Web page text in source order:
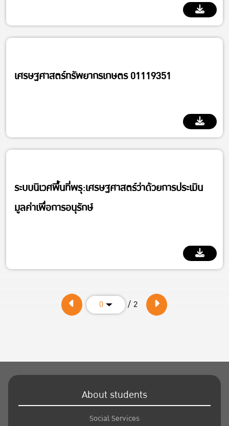
เศรษฐศาสตร์ทรัพยากรเกษตร 01119351
ระบบนิเวศพื้นที่พรุ:เศรษฐศาสตร์ว่าด้วยการประเมิน
มูลค่าเพื่อการอนุรักษ์
0 / 2
About students
Social Services